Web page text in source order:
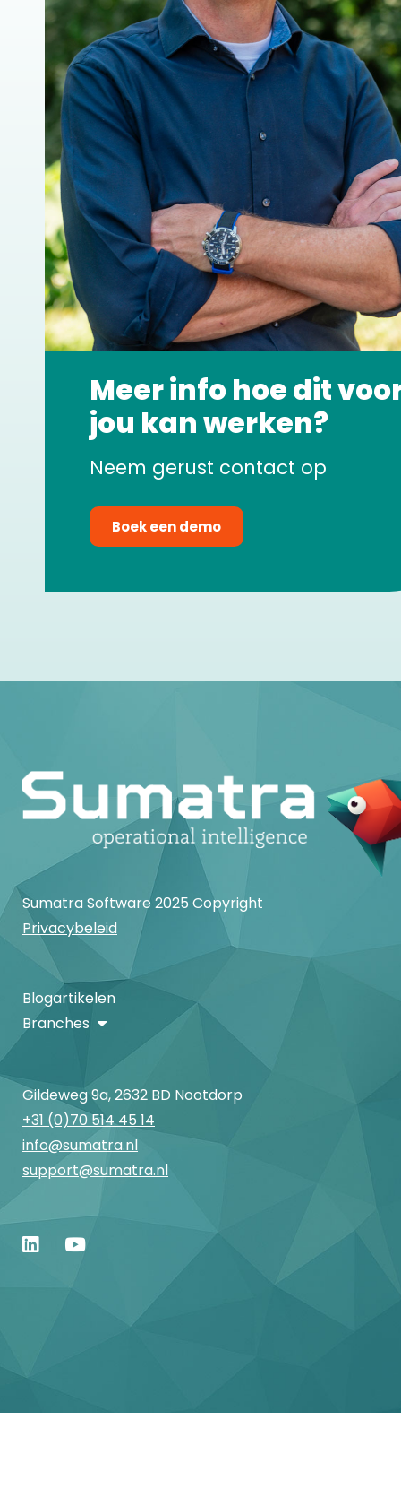
Meer info hoe dit
jou kan werken?
Neem gerust contact op
Boek een demo
Sumatra Software 2025 Copyright
Privacybeleid
Blogartikelen
Branches
Gildeweg 9a, 2632 BD Nootdorp
+31 (0)70 514 45 14
info@sumatra.nl
support@sumatra.nl